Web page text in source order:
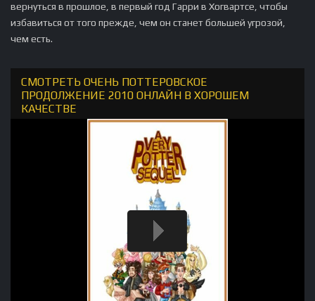
вернуться в прошлое, в первый год Гарри в Хогвартсе, чтобы
избавиться от того прежде, чем он станет большей угрозой,
чем есть.
СМОТРЕТЬ ОЧЕНЬ ПОТТЕРОВСКОЕ
ПРОДОЛЖЕНИЕ 2010 ОНЛАЙН В ХОРОШЕМ
КАЧЕСТВЕ